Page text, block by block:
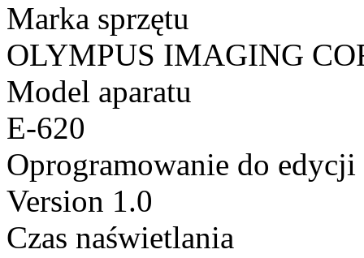
Marka sprzętu
OLYMPUS IMAGING
Model aparatu
E-620
Oprogramowanie do edycji
Version 1.0
Czas naświetlania